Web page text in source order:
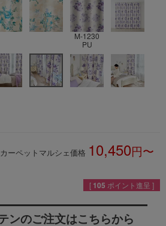
M-1230
PU
カーペットマルシェ価格 10,450
[ 105 ポイント進呈 ]
ンのご注文はこちらから